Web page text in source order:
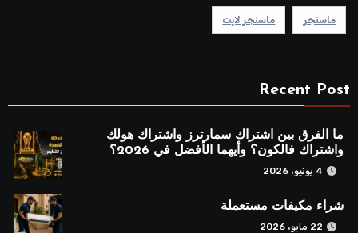
ماسنجر ماسنجر لايت
Recent Post
ما الفرق بين اشتراك سمارترز واشتراك هولك
واشتراك فالكون؟ وأيهما الأفضل في 2026؟
4 يونيو، 2026
شراء مكيفات مستعملة
22 مايو، 2026